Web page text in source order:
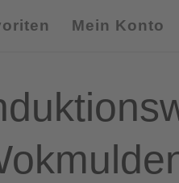
Mein Konto